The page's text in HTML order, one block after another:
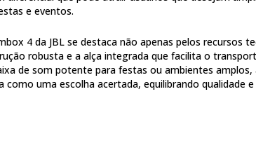
e eventos.
4 da JBL se destaca não apenas pelos recursos
robusta e a alça integrada que facilita o
de som potente para festas ou ambientes amplos,
como uma escolha acertada, equilibrando qualidade